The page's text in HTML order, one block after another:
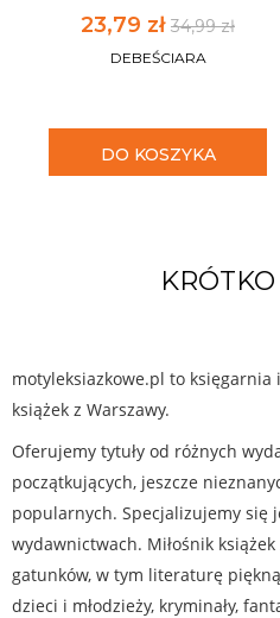
23,79 zł 34,99 zł
DEBEŚCIARA
DO KOSZYKA
motyleksiazkowe.pl to
książek z Warszawy.
Oferujemy tytuły od różnych
początkujących, jeszcze
popularnych. Specjalizujemy się
wydawnictwach. Miłośnik
gatunków, w tym literaturę
dzieci i młodzieży, kryminały,